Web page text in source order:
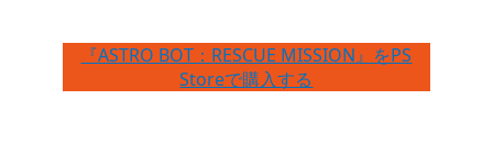
『ASTRO BOT：RESCUE MISSION』をPS
Storeで購入する